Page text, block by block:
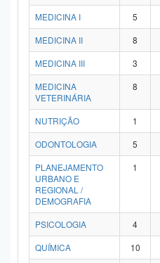
MEDICINA I
5
MEDICINA II
8
MEDICINA III
3
MEDICINA
VETERINÁRIA
8
NUTRIÇÃO 1
ODONTOLOGIA
5
PLANEJAMENTO
URBANO E
REGIONAL /
DEMOGRAFIA
1
PSICOLOGIA 4
QUÍMICA
10